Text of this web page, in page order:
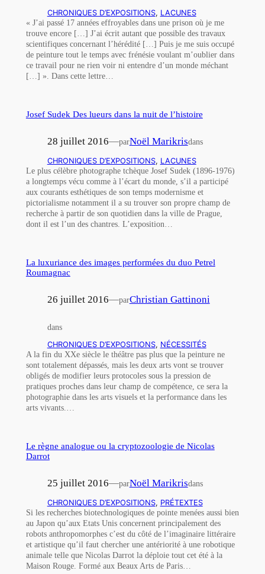
CHRONIQUES D’EXPOSITIONS, LACUNES
« J’ai passé 17 années effroyables dans une prison où je me
trouve encore […] J’ai écrit autant que possible des travaux
scientifiques concernant l’hérédité […] Puis je me suis occupé
de peinture tout le temps avec frénésie voulant m’oublier dans
ce travail pour ne rien voir ni entendre d’un monde méchant
[…] ». Dans cette lettre…
Josef Sudek Des lueurs dans la nuit de l’histoire
28 juillet 2016—parNoël Marikrisdans
CHRONIQUES D’EXPOSITIONS, LACUNES
Le plus célèbre photographe tchèque Josef Sudek (1896-1976)
a longtemps vécu comme à l’écart du monde, s’il a participé
aux courants esthétiques de son temps modernisme et
pictorialisme notamment il a su trouver son propre champ de
recherche à partir de son quotidien dans la ville de Prague,
dont il est l’un des chantres. L’exposition…
La luxuriance des images performées du duo Petrel
Roumagnac
26 juillet 2016—parChristian Gattinoni
dans
CHRONIQUES D’EXPOSITIONS, NÉCESSITÉS
A la fin du XXe siècle le théâtre pas plus que la peinture ne
sont totalement dépassés, mais les deux arts vont se trouver
obligés de modifier leurs protocoles sous la pression de
pratiques proches dans leur champ de compétence, ce sera la
photographie dans les arts visuels et la performance dans les
arts vivants.…
Le règne analogue ou la cryptozoologie de Nicolas
Darrot
25 juillet 2016—parNoël Marikrisdans
CHRONIQUES D’EXPOSITIONS, PRÉTEXTES
Si les recherches biotechnologiques de pointe menées aussi bien
au Japon qu’aux Etats Unis concernent principalement des
robots anthropomorphes c’est du côté de l’imaginaire littéraire
et artistique qu’il faut chercher une antériorité à une robotique
animale telle que Nicolas Darrot la déploie tout cet été à la
Maison Rouge. Formé aux Beaux Arts de Paris…